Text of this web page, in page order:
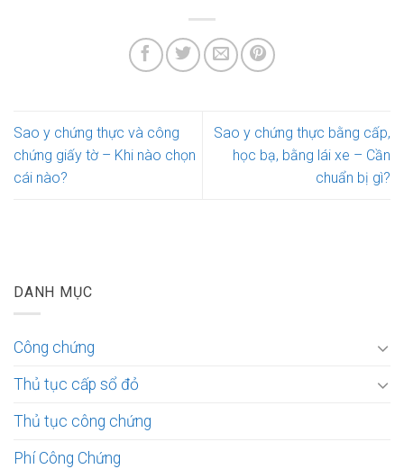
Sao y chứng thực và công
chứng giấy tờ – Khi nào chọn
cái nào?
Sao y chứng thực bằng cấp,
học bạ, bằng lái xe – Cần
chuẩn bị gì?
DANH MỤC
Công chứng
Thủ tục cấp sổ đỏ
Thủ tục công chứng
Phí Công Chứng